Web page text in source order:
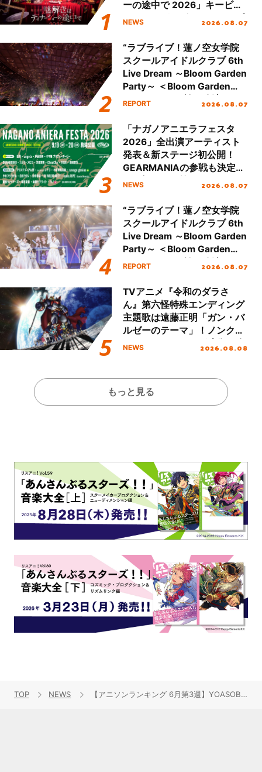
ーの途中で 2026」キービジ
ュアル＆グッズラインナップ
NEWS 2026.08.07
“ラブライブ！蓮ノ空女学院
スクールアイドルクラブ 6th
Live Dream ～Bloom Garden
Party～ ＜Bloom Garden
Party Stage／埼玉公演＞”
REPORT 2026.08.07
「ナガノアニエラフェスタ
2026」全出演アーティスト
発表＆新ステージ初公開！
GEARMANIAの参戦も決定
し、初となる第3ステージの
NEWS 2026.08.07
“ラブライブ！蓮ノ空女学院
スクールアイドルクラブ 6th
Live Dream ～Bloom Garden
Party～ ＜Bloom Garden
Party Stage／埼玉公演＞”
REPORT 2026.08.07
TVアニメ『令和のダラさ
ん』第六怪特殊エンディング
主題歌は遠藤正明「ガン・バ
ルゼーのテーマ」！ノンクレ
ジットエンディング映像も公
NEWS 2026.08.08
もっと見る
TOP NEWS 【アニソンランキング 6月第3週】YOASOBIが11週連続の1位！「竈門禰豆子のうた（feat.中川奈美）」が初登場2位を獲得